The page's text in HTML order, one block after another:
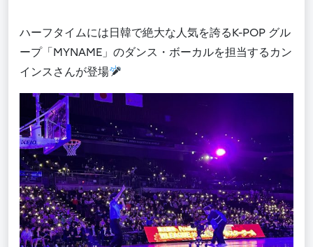
ハーフタイムには日韓で絶大な人気を誇るK-POP グル
ープ「MYNAME」のダンス・ボーカルを担当するカン
インスさんが登場